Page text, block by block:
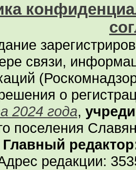
связи,
о
2024 года,
поселения
Главный
редакции: